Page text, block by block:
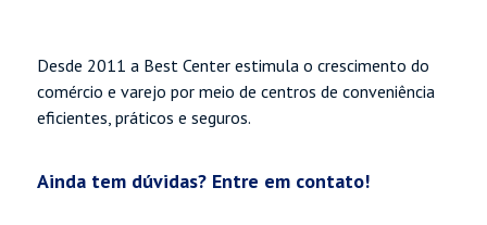
Desde 2011 a Best Center estimula o crescimento do
comércio e varejo por meio de centros de conveniência
eficientes, práticos e seguros.
Ainda tem dúvidas? Entre em contato!